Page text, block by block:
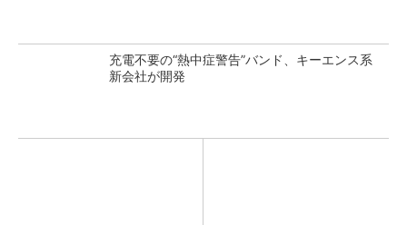
充電不要の“熱中症警告”バンド、キーエンス系
新会社が開発